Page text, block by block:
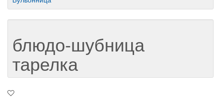
блюдо-шубница
тарелка